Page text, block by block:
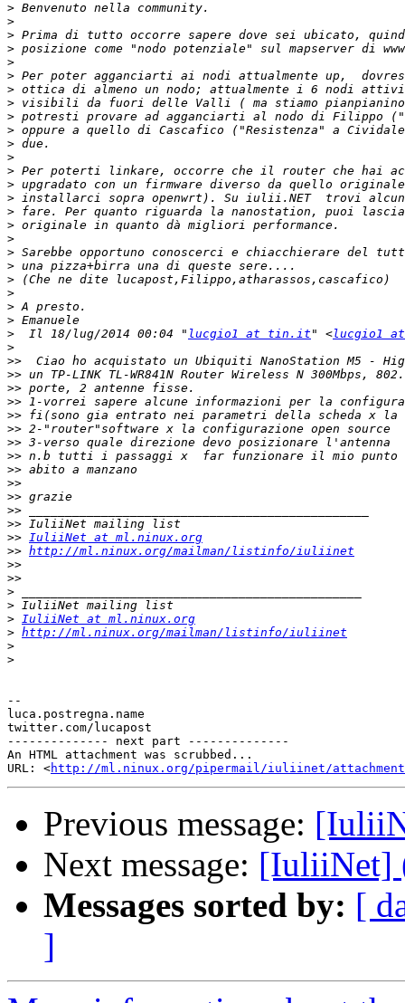
>
>
>
>
>
>
>
>
>
>
>
>
>
>
>
>
>
>
>
>
>
>
>
>
>
  Il 18/lug/2014 00:04 "
lucgio1 at tin.it " <lucgio1
>
>>
>>
>>
>>
>>
>>
>>
>>
>>
>>
>>
>>
>>
>> IuliiNet at ml.ninux.org
>> http://ml.ninux.org/mailman/listinfo/iuliinet
>>
>>
>
>
> IuliiNet at ml.ninux.org
> http://ml.ninux.org/mailman/listinfo/iuliinet
>
>
--
luca.postregna.name
twitter.com/lucapost
-------------- next part --------------
An HTML attachment was scrubbed...
URL: <http://ml.ninux.org/pipermail/iuliinet/attachments/
Previous message:
Next message: [IuliiNet]
Messages sorted by: [
]